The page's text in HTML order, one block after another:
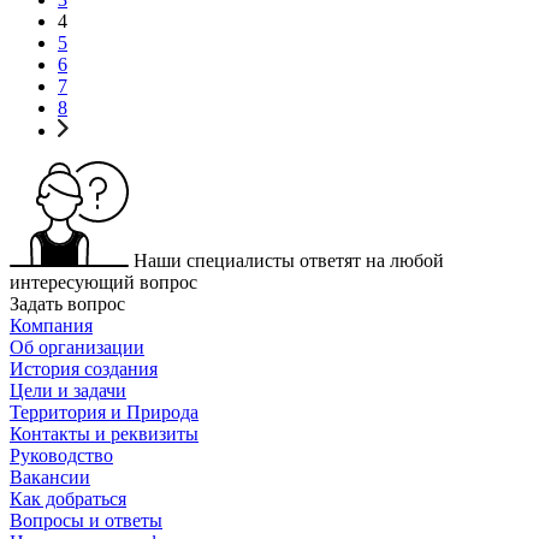
4
5
6
7
8
Наши специалисты ответят на любой
интересующий вопрос
Задать вопрос
Компания
Об организации
История создания
Цели и задачи
Территория и Природа
Контакты и реквизиты
Руководство
Вакансии
Как добраться
Вопросы и ответы